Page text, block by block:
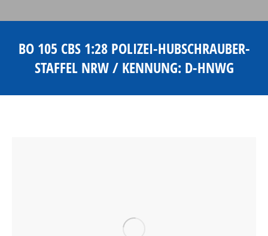
BO 105 CBS 1:28 POLIZEI-HUBSCHRAUBER-
STAFFEL NRW / KENNUNG: D-HNWG